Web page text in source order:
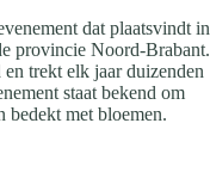
dat plaatsvindt in
provincie Noord-Brabant.
trekt elk jaar duizenden
staat bekend om
met bloemen.